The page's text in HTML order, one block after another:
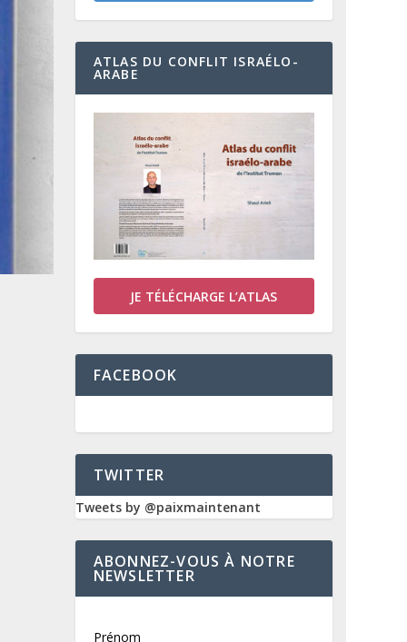
DON
ATLAS DU CONFLIT ISRAÉLO-
ARABE
JE TÉLÉCHARGE L’ATLAS
FACEBOOK
TWITTER
Tweets by @paixmaintenant
ABONNEZ-VOUS À NOTRE
NEWSLETTER
Prénom